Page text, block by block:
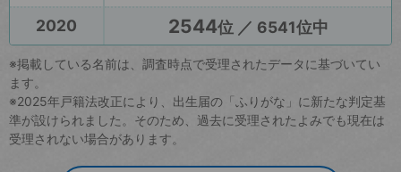
2020
2544位 ／ 6541位中
※掲載している名前は、調査時点で受理されたデータに基づいてい
ます。
※2025年戸籍法改正により、出生届の「ふりがな」に新たな判定基
準が設けられました。そのため、過去に受理されたよみでも現在は
受理されない場合があります。